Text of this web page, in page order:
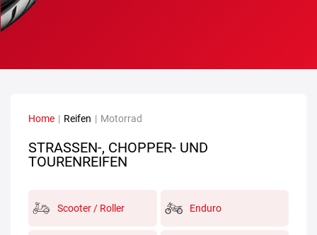
Home | Reifen | Motorrad
STRASSEN-, CHOPPER- UND T
OURENREIFEN
Scooter / Roller Enduro